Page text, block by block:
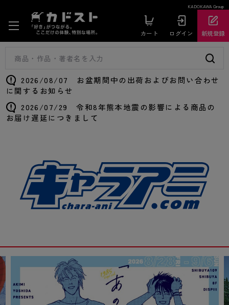
KADOKAWA Group
カート ログイン 新規登録
2026/08/07 お盆期間中の出荷およびお問い合わせ
に関するお知らせ
2026/07/29 令和8年熊本地震の影響による商品の
お届け遅延につきまして